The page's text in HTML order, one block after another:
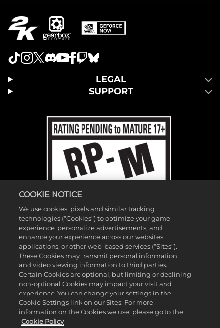
LEGAL
SUPPORT
©2026 Gearbox Software。2K Games發行。Gearbox開發。Gearbox、
Borderlands和相關標誌皆為Gearbox Software, LLC.的商標。2K及2K標誌
為Take-Two Interactive Software, Inc.的商標。所有其他標誌及商標皆為其
各自所有者的財產。保留所有權利。
COOKIE NOTICE
We use cookies, pixels and similar tracking
technologies (“Cookies”) to optimize your game
experience, personalize advertisements, and
enhance your experience across our websites,
applications, or other web-based services (“Sites”).
These Cookies may transmit personal information
and video viewing information to third parties.
Certain Cookies are optional, but limiting or declining
non-optional Cookies may impact your visit and
experience. You can change your settings in the
Cookie Settings link on our Sites. For more
information on the Cookies we use, please go to the
Cookie Policy